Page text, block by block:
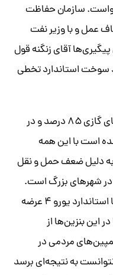
سازمان حفاظت
عمل و با وزیر نفت
پیگیری‌ها آقای زنگنه قول
سوخت استاندارد تخطی
سهم منابع متحرک در تولید آلاینده‌های گازی ۸۵ درصد و در
ارزیابی شده است با این همه
دلیل ضعف حمل و نقل
شهرهای بزرگ است.
دولت قرار بود بنزین را در کلانشهرها با استاندارد یورو ۴ عرضه
این بنزین‌ها از
حتی کمپین‌های مردمی در
به نتیجه‌ای برسد